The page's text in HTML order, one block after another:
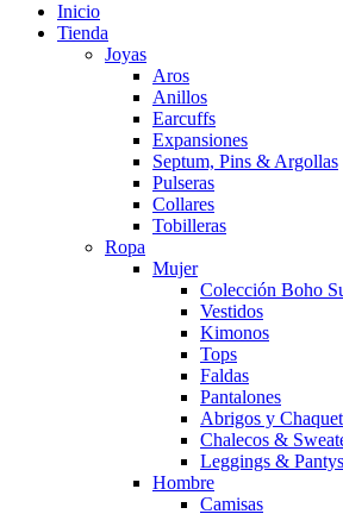
Inicio
Tienda
Joyas
Aros
Anillos
Earcuffs
Expansiones
Septum, Pins & Argollas
Pulseras
Collares
Tobilleras
Ropa
Mujer
Colección Boho
Vestidos
Kimonos
Tops
Faldas
Pantalones
Abrigos y
Chalecos &
Leggings & Pantys
Hombre
Camisas